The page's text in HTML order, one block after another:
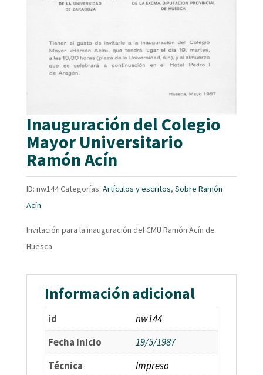
Inauguración del Colegio
Mayor Universitario
Ramón Acín
ID: nw144Categorías: Artículos y escritos, Sobre Ramón
Acín
Invitación para la inauguración del CMU Ramón Acín de
Huesca
Información adicional
id
nw144
Fecha Inicio
19/5/1987
Técnica
Impreso